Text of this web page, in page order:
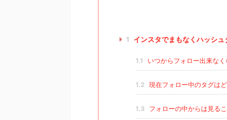
1 インスタでまもなくハッシ
1.1 いつからフォロー出来なく
1.2 現在フォロー中のタグは
1.3 フォローの中からは見る